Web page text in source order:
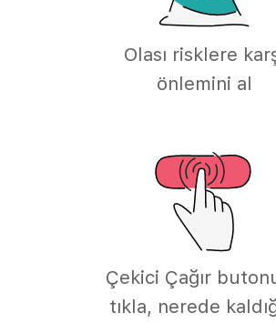
Olası risklere
önlemini al
Çekici Çağır
tıkla, nerede